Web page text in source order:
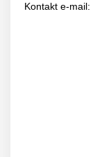
Kontakt e-mail: